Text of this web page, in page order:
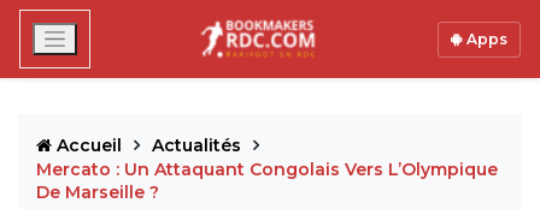
Apps
Accueil
Actualités
Mercato : Un Attaquant Congolais Vers L’Olympique
De Marseille ?